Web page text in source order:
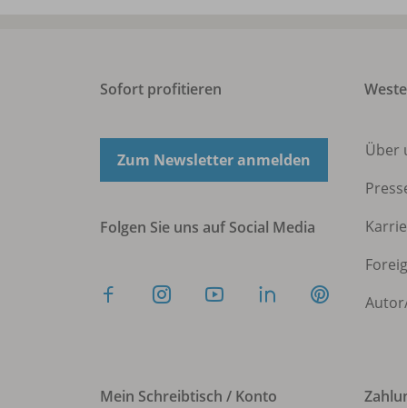
Sofort profitieren
Zum Newsletter anmelden
Folgen Sie uns auf Social Media
Über
Mein Schreibtisch / Konto